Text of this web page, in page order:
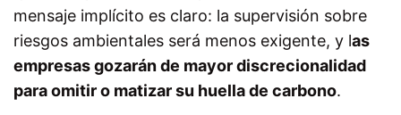
mensaje implícito es claro: la supervisión sobre
riesgos ambientales será menos exigente, y las
empresas gozarán de mayor discrecionalidad
para omitir o matizar su huella de carbono.